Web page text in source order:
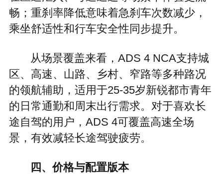
畅；重刹率降低意味着急刹车次数减少，
乘坐舒适性和行车安全性同步提升。
从场景覆盖来看，ADS 4 NCA支持城
区、高速、山路、乡村、窄路等多种路况
的领航辅助，适用于25-35岁新锐都市青年
的日常通勤和周末出行需求。对于喜欢长
途自驾的用户，ADS 4可覆盖高速全场
景，有效减轻长途驾驶疲劳。
四、价格与配置版本